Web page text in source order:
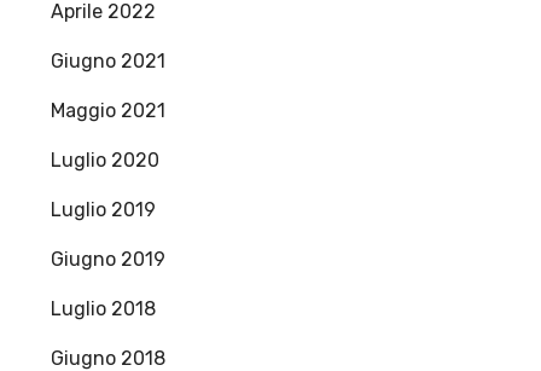
Aprile 2022
Giugno 2021
Maggio 2021
Luglio 2020
Luglio 2019
Giugno 2019
Luglio 2018
Giugno 2018